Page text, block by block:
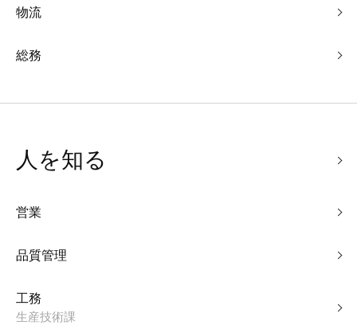
物流
総務
人を知る
営業
品質管理
工務
生産技術課